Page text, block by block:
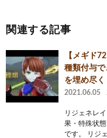
関連する記事
【メギド
種類付与
を埋め尽
2021.06.05
リジェネレ
果・特殊状
です。 リジ